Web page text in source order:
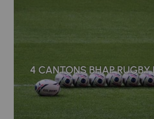
4 CANTONS BHAP RUGBY